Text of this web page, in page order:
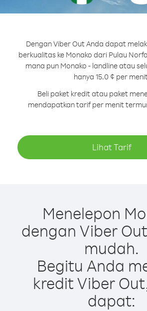
Dengan Viber Out Anda dapat
berkualitas ke Monako dari Pulau
mana pun Monako - landline atau
hanya 15.0 ¢ per
Beli paket kredit atau paket
mendapatkan tarif per menit
Lihat Tarif
Menelepon
dengan Viber
mudah.
Begitu Anda
kredit Viber
dapat: